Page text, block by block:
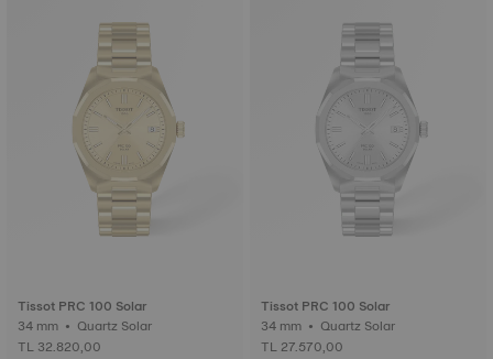
Tissot PRC 100 Solar
34 mm • Quartz Solar
TL 32.820,00
Tissot PRC 100 Solar
34 mm • Quartz Solar
TL 27.570,00